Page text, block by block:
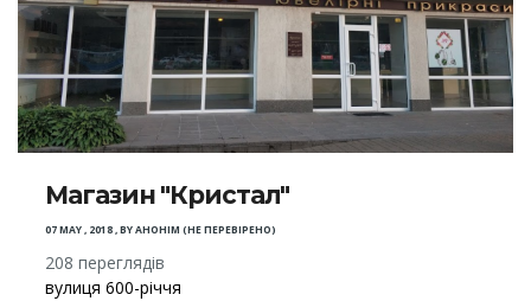
Магазин "Кристал"
07 MAY , 2018,BYАНОНІМ (НЕ ПЕРЕВІРЕНО)
208 переглядів
вулиця 600-річчя